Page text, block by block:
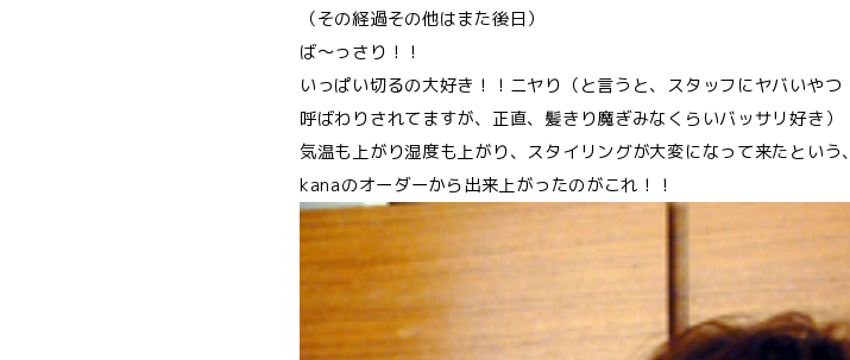
（その経過その他はまた後日）
ば〜っさり！！
いっぱい切るの大好き！！ニヤり（と言うと、スタッフにヤバいやつ
呼ばわりされてますが、正直、髪きり魔ぎみなくらいバッサリ好き）
気温も上がり湿度も上がり、スタイリングが大変になって来たという、
kanaのオーダーから出来上がったのがこれ！！